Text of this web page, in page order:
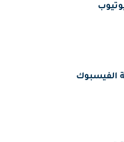
الفيسبوك